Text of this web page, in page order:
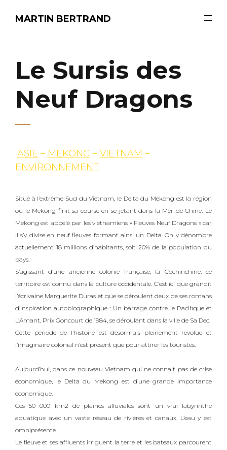
MARTIN BERTRAND
Le Sursis des
Neuf Dragons
ASIE – MEKONG – VIETNAM –
ENVIRONNEMENT
Situé à l’extrême Sud du Vietnam, le Delta du Mékong est la région
où le Mekong finit sa course en se jetant dans la Mer de Chine. Le
Mekong est appelé par les vietnamiens « Fleuves Neuf Dragons » car
il s’y divise en neuf fleuves formant ainsi un Delta. On y dénombre
actuellement 18 millions d’habitants, soit 20% de la population du
pays.
S’agissant d’une ancienne colonie française, la Cochinchine, ce
territoire est connu dans la culture occidentale. C’est ici que grandit
l’écrivaine Marguerite Duras et que se déroulent deux de ses romans
d’inspiration autobiographique : Un barrage contre le Pacifique et
L’Amant, Prix Goncourt de 1984, se déroulant dans la ville de Sa Dec.
Cette période de l’histoire est désormais pleinement révolue et
l’imaginaire colonial n’est présent que pour attirer les touristes.
Aujourd’hui, dans ce nouveau Vietnam qui ne connait pas de crise
économique, le Delta du Mekong est d’une grande importance
économique.
Ces 50 000 km2 de plaines alluviales sont un vrai labyrinthe
aquatique avec un vaste réseau de rivières et canaux. L’eau y est
omniprésente.
Le fleuve et ses affluents irriguent la terre et les bateaux parcourent